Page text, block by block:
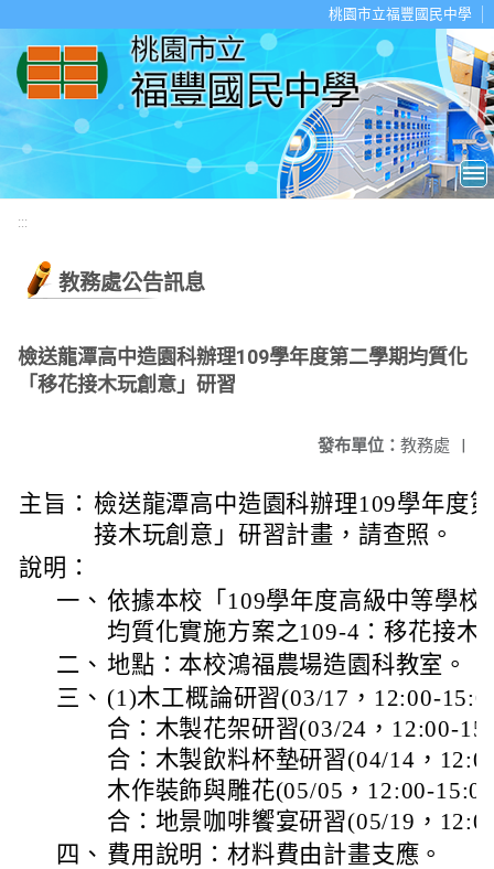
桃園市立福豐國民中學
:::
教務處公告訊息
檢送龍潭高中造園科辦理109學年度第二學期均質化
「移花接木玩創意」研習
發布單位： 教務處 |
主旨： 檢送龍潭高中造園科辦理109學年度
接木玩創意」研習計畫，請查照。
說明：
一、 依據本校「109學年度高級中等學校
均質化實施方案之109-4：移花接木
二、 地點：本校鴻福農場造園科教室。
三、 (1)木工概論研習(03/17，12:00-
合：木製花架研習(03/24，12:00-
合：木製飲料杯墊研習(04/14，
木作裝飾與雕花(05/05，12:00-
合：地景咖啡饗宴研習(05/19，
四、 費用說明：材料費由計畫支應。